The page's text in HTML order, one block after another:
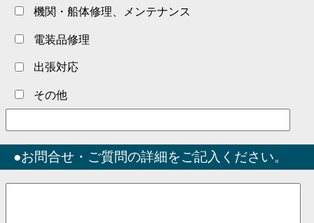
機関・船体修理、メンテナンス
電装品修理
出張対応
その他
●お問合せ・ご質問の詳細をご記入ください。